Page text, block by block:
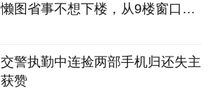
懒图省事不想下楼，从9楼窗口6
交警执勤中连捡两部手机归还失主
获赞